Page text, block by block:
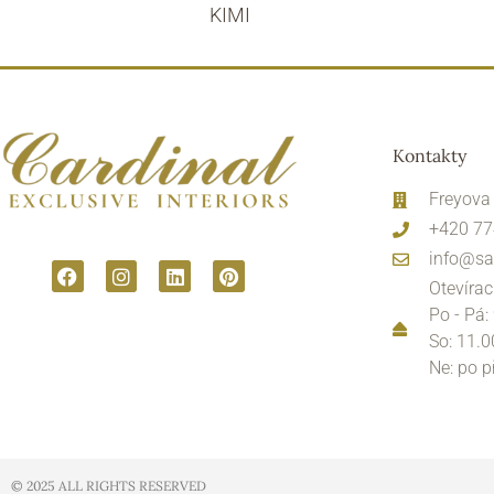
KIMI
Kontakty
+420
Po -
So:
Ne: po
© 2025 ALL RIGHTS RESERVED​